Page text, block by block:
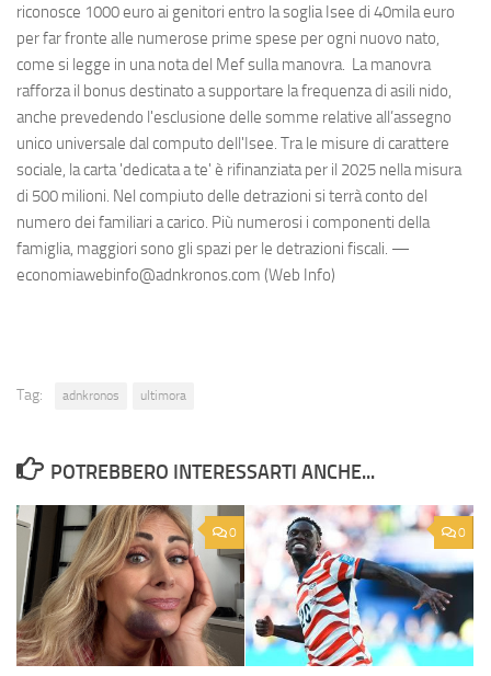
riconosce 1000 euro ai genitori entro la soglia Isee di 40mila euro
per far fronte alle numerose prime spese per ogni nuovo nato,
come si legge in una nota del Mef sulla manovra. La manovra
rafforza il bonus destinato a supportare la frequenza di asili nido,
anche prevedendo l'esclusione delle somme relative all’assegno
unico universale dal computo dell'Isee. Tra le misure di carattere
sociale, la carta 'dedicata a te' è rifinanziata per il 2025 nella misura
di 500 milioni. Nel compiuto delle detrazioni si terrà conto del
numero dei familiari a carico. Più numerosi i componenti della
famiglia, maggiori sono gli spazi per le detrazioni fiscali. —
economiawebinfo@adnkronos.com (Web Info)
Tag: adnkronos ultimora
POTREBBERO INTERESSARTI ANCHE...
0 0